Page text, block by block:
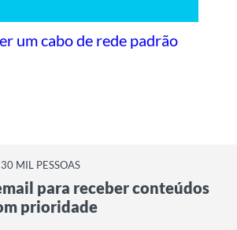
um cabo de rede padrão
MIL PESSOAS
para receber conteúdos
prioridade